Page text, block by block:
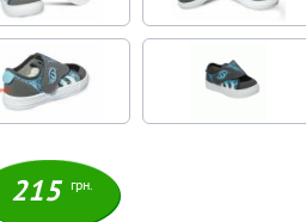
215 грн.